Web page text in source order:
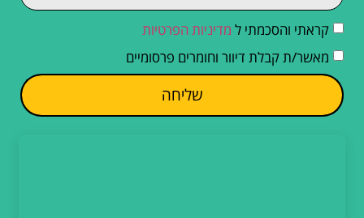
קראתי והסכמתי ל מדיניות הפרטיות
מאשר/ת קבלת דיוור וחומרים פרסומיים
שליחה